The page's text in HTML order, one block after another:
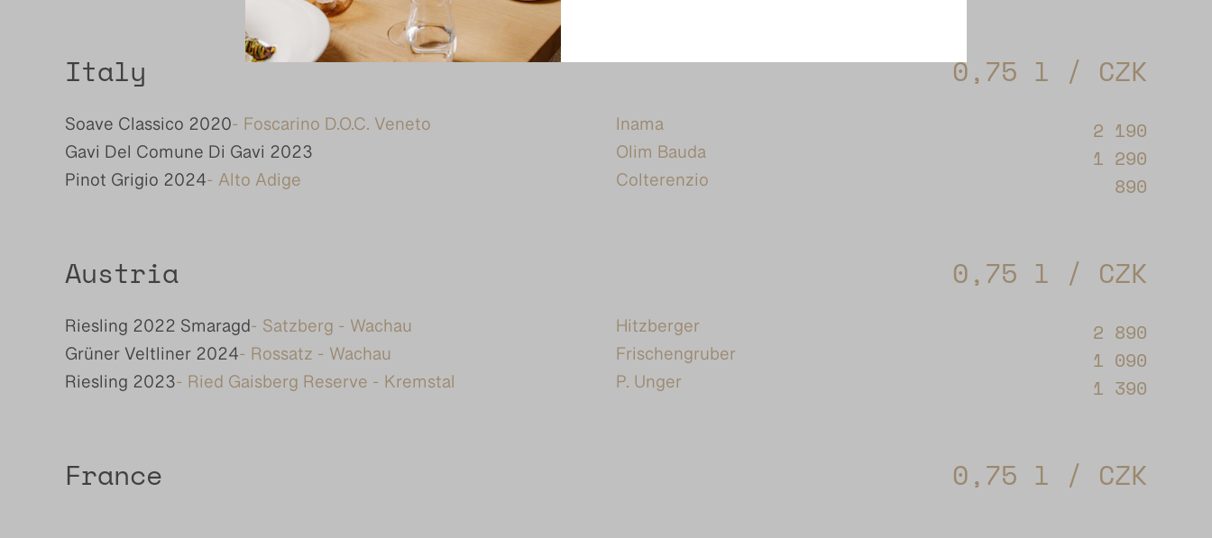
Italy 0,75 l / CZK
Soave Classico 2020- Foscarino D.O.C. Veneto Inama 2 190
Gavi Del Comune Di Gavi 2023 Olim Bauda 1 290
Pinot Grigio 2024- Alto Adige Colterenzio 890
Austria 0,75 l / CZK
Riesling 2022 Smaragd- Satzberg - Wachau Hitzberger 2 890
Grüner Veltliner 2024- Rossatz - Wachau Frischengruber 1 090
Riesling 2023- Ried Gaisberg Reserve - Kremstal P. Unger 1 390
France 0,75 l / CZK